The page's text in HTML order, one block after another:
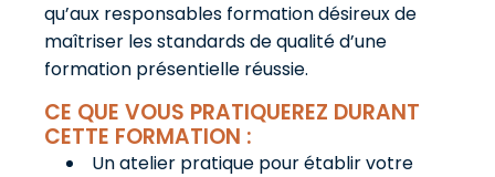
qu’aux responsables formation désireux de
maîtriser les standards de qualité d’une
formation présentielle réussie.
CE QUE VOUS PRATIQUEREZ DURANT
CETTE FORMATION :
Un atelier pratique pour établir votre